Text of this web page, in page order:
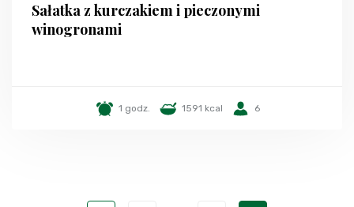
Sałatka z kurczakiem i pieczonymi
winogronami
1 godz. 1591 kcal 6